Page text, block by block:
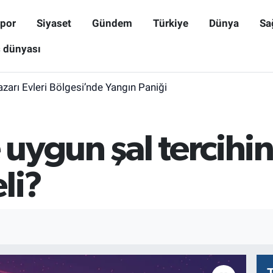
Siyaset Gündem Türkiye Dünya
Evleri Bölgesi’nde Yangın Paniği
uygun şal